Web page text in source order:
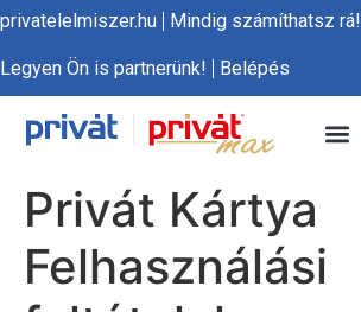
privatelelmiszer.hu Mindig számíthatsz rá!
Legyen Ön is partnerünk! Belépés
Privát Kártya
Felhasználási